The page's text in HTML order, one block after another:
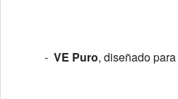
- VE Puro, diseñado